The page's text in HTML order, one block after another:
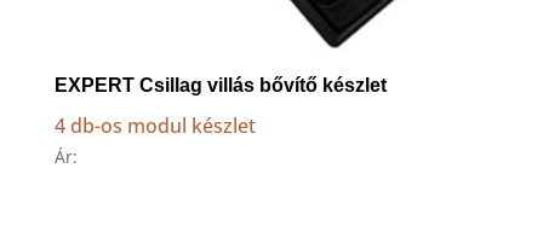
EXPERT Csillag villás bővítő készlet
4 db-os modul készlet
Ár: